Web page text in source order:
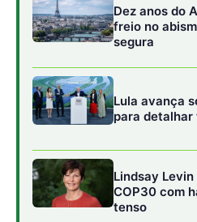
Nas comunidades locais,
Iratapuru, Cachoeira Santo
foram realizadas oficinas de
de operadores e condutores
aplicação de questionários
Essas ações visam formar o
conservação, uso público e
moradores locais.